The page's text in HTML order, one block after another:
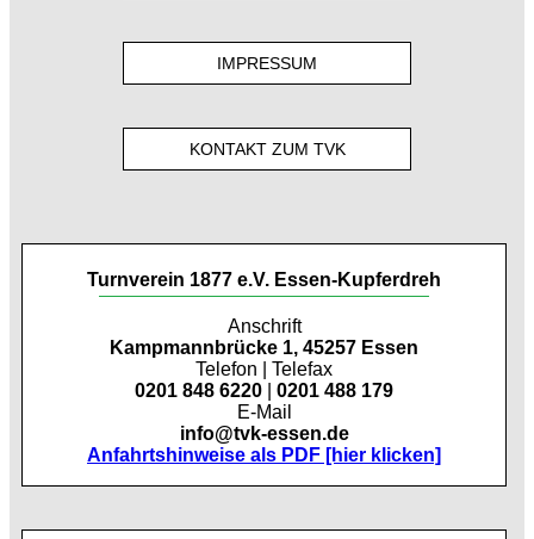
IMPRESSUM
KONTAKT ZUM TVK
Turnverein 1877 e.V. Essen-Kupferdreh
Anschrift
Kampmannbrücke 1, 45257 Essen
Telefon | Telefax
0201 848 6220
0201 488 179
E-Mail
info@tvk-essen.de
Anfahrtshinweise als PDF [hier klicken]